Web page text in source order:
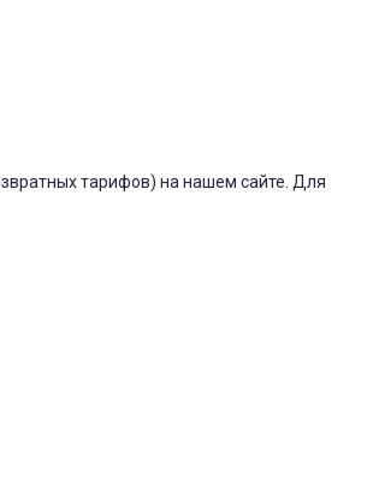
тарифов) на нашем сайте. Для